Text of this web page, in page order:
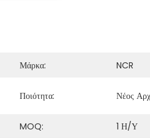
Μάρκα: NCR
Ποιότητα: Νέος
MOQ:
1 Η/υ